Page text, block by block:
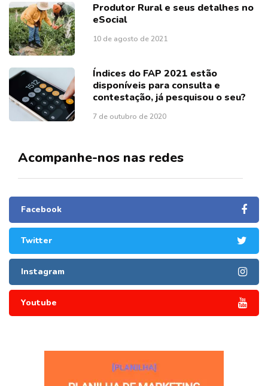
Produtor Rural e seus detalhes no
eSocial
10 de agosto de 2021
Índices do FAP 2021 estão
disponíveis para consulta e
contestação, já pesquisou o seu?
7 de outubro de 2020
Acompanhe-nos nas redes
Facebook
Twitter
Instagram
Youtube